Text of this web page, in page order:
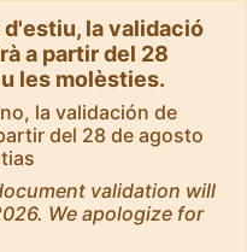
la validació
a partir del 28
les molèsties.
la validación de
del 28 de agosto
validation will
We apologize for